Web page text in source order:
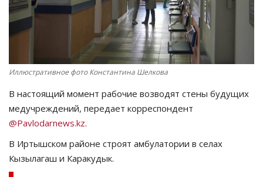
Чек-лист
РАЗВЛЕЧЕНИЯ
OFFICIAL
Курултай
Язык
Қазақша Русский
Иллюстративное фото Константина Шелкова
В настоящий момент рабочие возводят стены будущих
медучреждений, передает корреспондент
@Pavlodarnews.kz.
В Иртышском районе строят амбулатории в селах
Кызылагаш и Каракудык.